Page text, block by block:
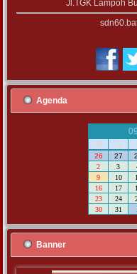
Jl.TGK Lampoh
Agenda
M
S
26 27
2
3
9
10
16
17
23
24
30
31
Banner